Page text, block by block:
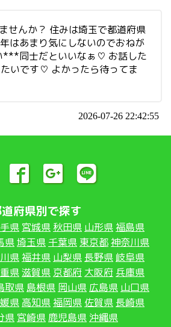
んか？ 住みは埼玉で都道府県
はあまり気にしないのでおねが
***同士だといいなぁ♡ お話した
いです♡ よかったら待ってま
2026-07-26 22:42:55
府県別で探す
県 宮城県 秋田県 山形県福島県
県埼玉県 千葉県 東京都神奈川県
県福井県 山梨県 長野県 岐阜県
県滋賀県 京都府 大阪府 兵庫県
取県 島根県 岡山県 広島県 山口県
県 高知県福岡県 佐賀県 長崎県
県 宮崎県 鹿児島県 沖縄県